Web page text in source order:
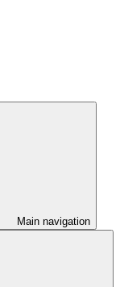
Main navigation